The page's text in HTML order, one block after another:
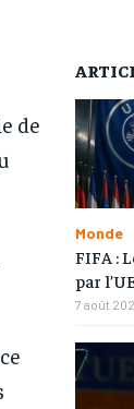
CULTURE
DIVERS
ECONOMIE
MONDE
PARTENAIRES
CULTURE
DIVERS
ECONOMIE
MONDE
PARTENAIRES
CULTURE
DIVERS
ECONOMIE
MONDE
PARTENAIRES
CULTURE
DIVERS
ECONOMIE
MONDE
PARTENAIRES
de
Monde
FIFA :
par
7 août